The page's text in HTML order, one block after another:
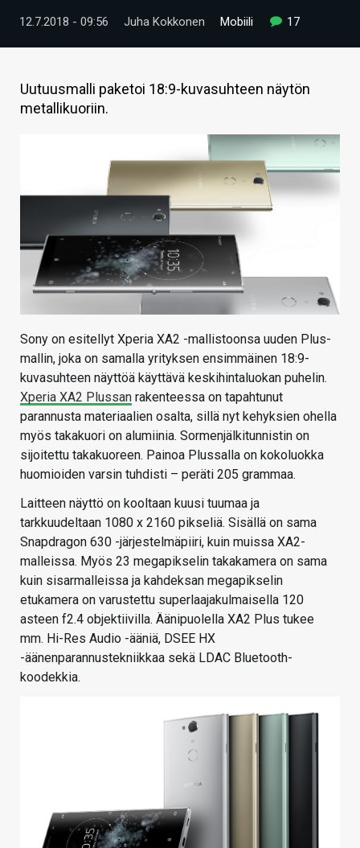
TECHBBS
HINTA.FI
HAKU
12.7.2018 - 09:56 Juha Kokkonen Mobiili 17
Uutuusmalli paketoi 18:9-kuvasuhteen näytön
metallikuoriin.
Sony on esitellyt Xperia XA2 -mallistoonsa uuden Plus-
mallin, joka on samalla yrityksen ensimmäinen 18:9-
kuvasuhteen näyttöä käyttävä keskihintaluokan puhelin.
Xperia XA2 Plussan rakenteessa on tapahtunut
parannusta materiaalien osalta, sillä nyt kehyksien ohella
myös takakuori on alumiinia. Sormenjälkitunnistin on
sijoitettu takakuoreen. Painoa Plussalla on kokoluokka
huomioiden varsin tuhdisti – peräti 205 grammaa.
Laitteen näyttö on kooltaan kuusi tuumaa ja
tarkkuudeltaan 1080 x 2160 pikseliä. Sisällä on sama
Snapdragon 630 -järjestelmäpiiri, kuin muissa XA2-
malleissa. Myös 23 megapikselin takakamera on sama
kuin sisarmalleissa ja kahdeksan megapikselin
etukamera on varustettu superlaajakulmaisella 120
asteen f2.4 objektiivilla. Äänipuolella XA2 Plus tukee
mm. Hi-Res Audio -ääniä, DSEE HX
-äänenparannustekniikkaa sekä LDAC Bluetooth-
koodekkia.